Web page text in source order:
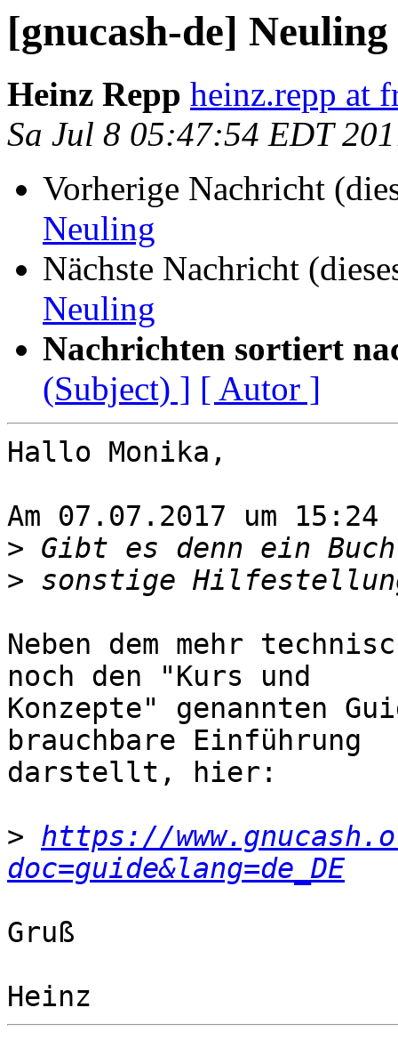
[gnucash-de] Neuling
Heinz Repp heinz.repp at
Sa Jul 8 05:47:54 EDT
Vorherige Nachricht
Neuling
Nächste Nachricht
Neuling
Nachrichten sortiert
(Subject) ] [ Autor ]
Hallo Monika,
Am 07.07.2017 um
>
>
Neben dem mehr
noch den "Kurs und
Konzepte" genannten
brauchbare Einführung
darstellt, hier:
> https://
doc=guide&lang=de_DE
Gruß